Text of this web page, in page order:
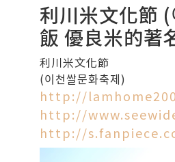
利川米文化節
飯 優良米的著
利川米文化節
(이천쌀문화축제)
http://
http://
http://